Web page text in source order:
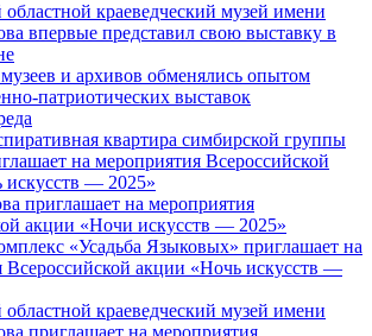
областной краеведческий музей имени
впервые представил свою выставку в
и архивов обменялись опытом
патриотических выставок
квартира симбирской группы
на мероприятия Всероссийской
искусств — 2025»
приглашает на мероприятия
акции «Ночи искусств — 2025»
«Усадьба Языковых» приглашает на
Всероссийской акции «Ночь искусств —
областной краеведческий музей имени
приглашает на мероприятия